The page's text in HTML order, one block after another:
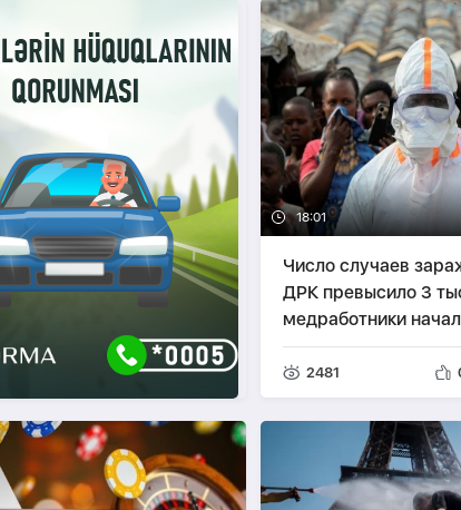
18:01
Число случаев
ДРК превысило 3
медработники
2481